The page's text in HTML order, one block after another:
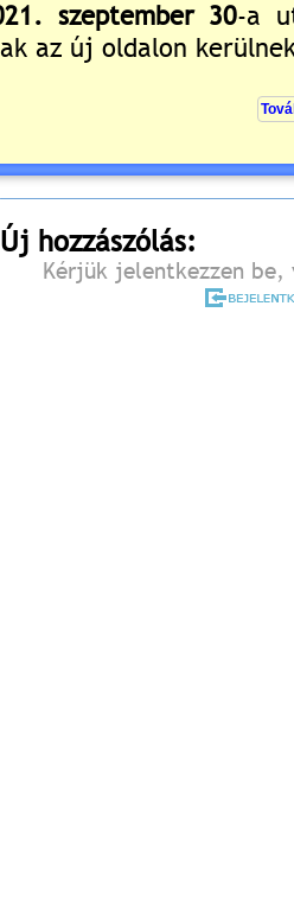
Még nincsenek hozzászólások
Új hozzászólás:
Kérjük jelentkezzen be,